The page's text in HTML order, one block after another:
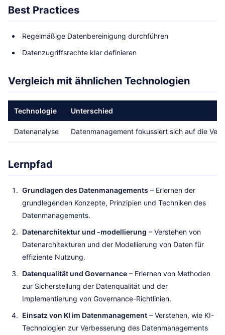
Best Practices
Regelmäßige Datenbereinigung durchführen
Datenzugriffsrechte klar definieren
Vergleich mit ähnlichen Technologien
Technologie Unterschied
Datenanalyse Datenmanagement fokussiert sich auf die
Lernpfad
Grundlagen des Datenmanagements – Erlernen der
grundlegenden Konzepte, Prinzipien und Techniken des
Datenmanagements.
Datenarchitektur und -modellierung – Verstehen von
Datenarchitekturen und der Modellierung von Daten für
effiziente Nutzung.
Datenqualität und Governance – Erlernen von Methoden
zur Sicherstellung der Datenqualität und der
Implementierung von Governance-Richtlinien.
Einsatz von KI im Datenmanagement – Verstehen, wie KI-
Technologien zur Verbesserung des Datenmanagements